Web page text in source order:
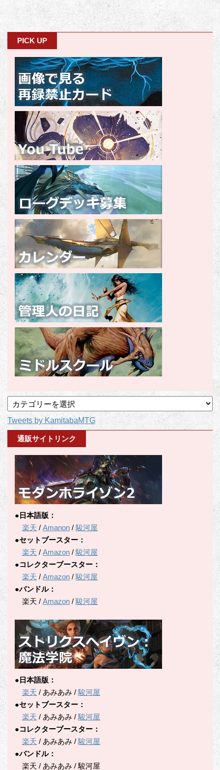
PICK UP
事
カ
テ
Tweets by KamitabaMTG
通販サイトリンク
●日本語版：
楽天 / Amanon /駿河屋
●セットブースター：
楽天 / Amazon /駿河屋
●コレクターブースター：
楽天 / Amazon /駿河屋
●バンドル：
楽天 / Amazon /駿河屋
●日本語版：
楽天 / あみあみ /駿河屋
●セットブースター：
楽天 / あみあみ /駿河屋
●コレクターブースター：
楽天 / あみあみ /駿河屋
●バンドル：
楽天 / あみあみ / 駿河屋